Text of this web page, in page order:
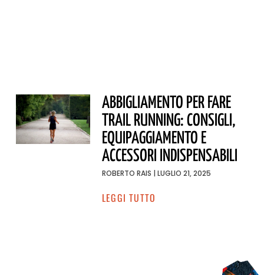
ABBIGLIAMENTO PER FARE
TRAIL RUNNING: CONSIGLI,
EQUIPAGGIAMENTO E
ACCESSORI INDISPENSABILI
ROBERTO RAIS LUGLIO 21, 2025
LEGGI TUTTO